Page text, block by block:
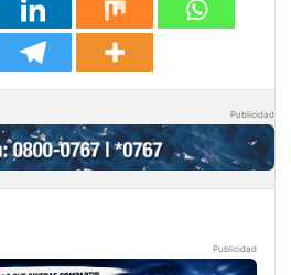
Publicidad
Publicidad